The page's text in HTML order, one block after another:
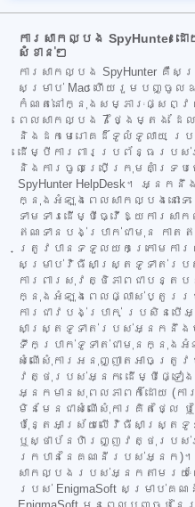
ការសាកល្បង
សំខាន់ៗ
ការសាកល្បង SpyHunter គឺសម្រ
សម្រាប់ Mac ហើយរួមបញ្ចូល
កំណត់នៅក្នុងសម្ភារៈផ្សព្
ពេលសាកល្បង 7 ថ្ងៃម្តង
និងដកមេរោគដ៏ទូលំទូលាយ ប្
ដើម្បីការពារប្រព័ន្ធរបស់
និងការចូលប្រើក្រុមគាំទ្រប
SpyHunter HelpDesk។ អ្
ក្នុងអំឡុងពេលសាកល្បងនោះទេ
ទាមទារដើម្បីធ្វើឱ្យការស
ឥណទានបង់ប្រាក់ជាមុន កា
ត្រូវបានទទួលយកក្រោមការ
សម្រាប់វិធីសាស្ត្រទូទាត់រប
ការពារសុវត្ថិភាពជាបន្តប
ក្នុងអំឡុងពេលផ្លាស់ប្តូររ
ការជាវបង់ប្រាក់ ប្រសិន
សាស្ត្រទូទាត់របស់អ្នកនឹ
ទឹកប្រាក់ទូទាត់ជាមុនក្នុងអំឡុង
សំណើសុំការអនុញ្ញាតអាចត្រូវ
វត្ថុរបស់អ្នក ដើម្បីផ្ទៀង
អ្នកមានសុពលភាពក៏ដោយ (ការ
មិនមែនជាសំណើសុំការគិតថ្លៃ ឬថ្ល
ប៉ុន្តែអាស្រ័យលើវិធីសាស្ត្
ឬស្ថាប័នហិរញ្ញវត្ថុរបស់អ្
រកបាននៃគណនីរបស់អ្នក)។
សាកល្បងរបស់អ្នកតាមរយៈផ្ន
របស់ EnigmaSoft សម្រាប់